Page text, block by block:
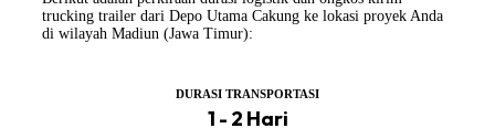
trucking trailer dari Depo Utama Cakung ke lokasi proyek Anda
di wilayah Madiun (Jawa Timur):
DURASI TRANSPORTASI
1 - 2 Hari